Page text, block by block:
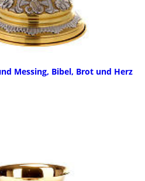
Messing, Bibel, Brot und Herz